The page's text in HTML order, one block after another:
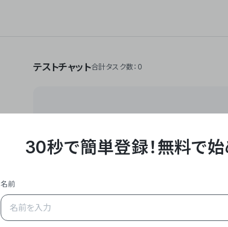
テストチャット合計タスク数：0
**Yoom株式会社は、ビジネスオートメ
API・RPA・OCRなどの技術をノーコー
作業やデスクワークを自動化するサー
- **主力プロダクト「Yoom」**: SaaS
メール対応、請求書処理、日報作成
30秒で簡単登録！無料で始
名前